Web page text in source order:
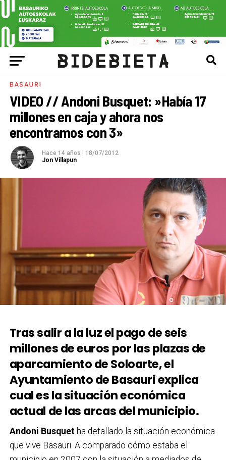
BASAURI
VIDEO // Andoni Busquet: »Había 17
millones en caja y ahora nos
encontramos con 3»
Hace 14 años
18/07/2012
Jon Villapun
Tras salir a la luz el pago de seis
millones de euros por las plazas de
aparcamiento de Soloarte, el
Ayuntamiento de Basauri explica
cual es la situación económica
actual de las arcas del municipio.
Andoni Busquetha detallado la situación económica
que vive Basauri. A comparado cómo estaba el